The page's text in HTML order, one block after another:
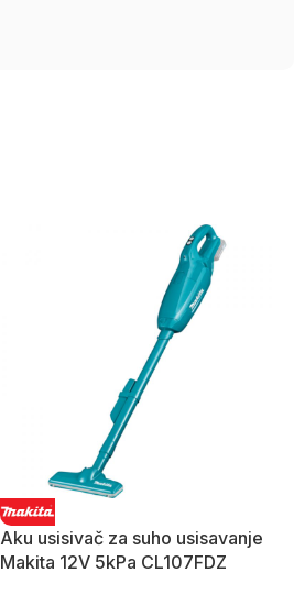
Aku usisivač za suho usisavanje
Makita 12V 5kPa CL107FDZ